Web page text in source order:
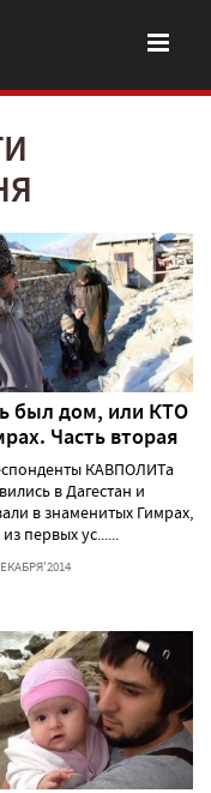
был дом, или КТО
Часть вторая
КАВПОЛИТа
в Дагестан и
в знаменитых Гимрах,
первых ус......